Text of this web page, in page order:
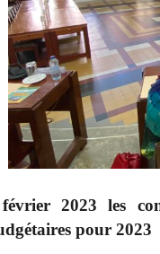
2023 les
pour 2023